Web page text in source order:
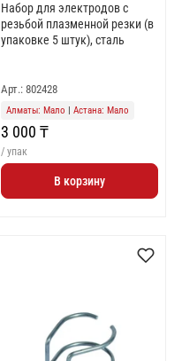
Набор для электродов с
резьбой плазменной резки (в
упаковке 5 штук), сталь
Арт.: 802428
Алматы: Мало Астана: Мало
3 000 ₸
/ упак
В корзину